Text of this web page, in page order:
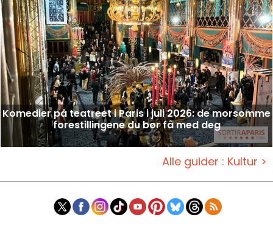
Komedier på teatreet i Paris i juli 2026: de morsomme
forestillingene du bør få med deg
Alle guider : Kultur >